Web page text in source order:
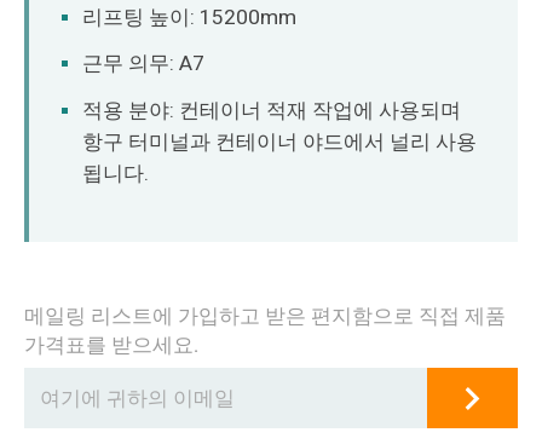
리프팅 높이: 15200mm
근무 의무: A7
적용 분야: 컨테이너 적재 작업에 사용되며
항구 터미널과 컨테이너 야드에서 널리 사용
됩니다.
메일링 리스트에 가입하고 받은 편지함으로 직접 제품
가격표를 받으세요.